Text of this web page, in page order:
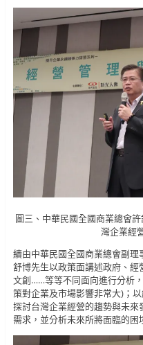
圖三、中華民國全國商業總會
灣企業經
續由中華民國全國商業總會副
舒博先生以政策面講述政府、經
文創……等等不同面向進行分析
策對企業及市場影響非常大)；
探討台灣企業經營的趨勢與未
需求，並分析未來所將面臨的困